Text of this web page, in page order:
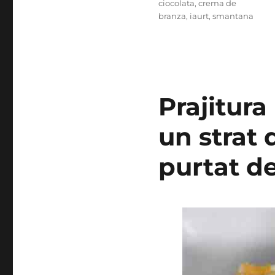
Tags
ciocolata, crema de
branza, iaurt, smantana
un strat
purtat